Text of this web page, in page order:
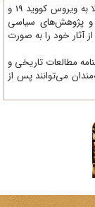
با توجه به نیاز به تداوم مراقبت‌های بهداشتی برای عدم ابتلا به ویروس کووید 19 و
پژوهش‌های سیاسی
خود را به صورت
مطالعات تاریخی و
می‌توانند پس از